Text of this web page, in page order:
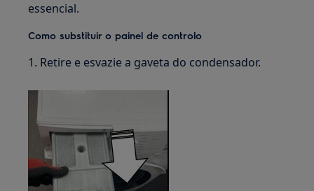
essencial.
Como substituir o painel de controlo
1. Retire e esvazie a gaveta do condensador.